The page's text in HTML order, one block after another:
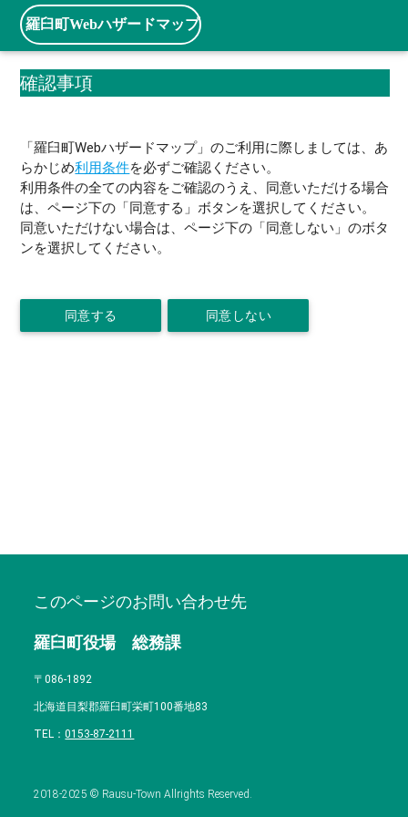
羅臼町Webハザードマップ
確認事項
「羅臼町Webハザードマップ」のご利用に際しましては、あ
らかじめ利用条件を必ずご確認ください。
利用条件の全ての内容をご確認のうえ、同意いただける場合
は、ページ下の「同意する」ボタンを選択してください。
同意いただけない場合は、ページ下の「同意しない」のボタ
ンを選択してください。
同意する 同意しない
このページのお問い合わせ先
羅臼町役場 総務課
〒086-1892
北海道目梨郡羅臼町栄町100番地83
TEL：0153-87-2111
2018-2025 © Rausu-Town Allrights Reserved.